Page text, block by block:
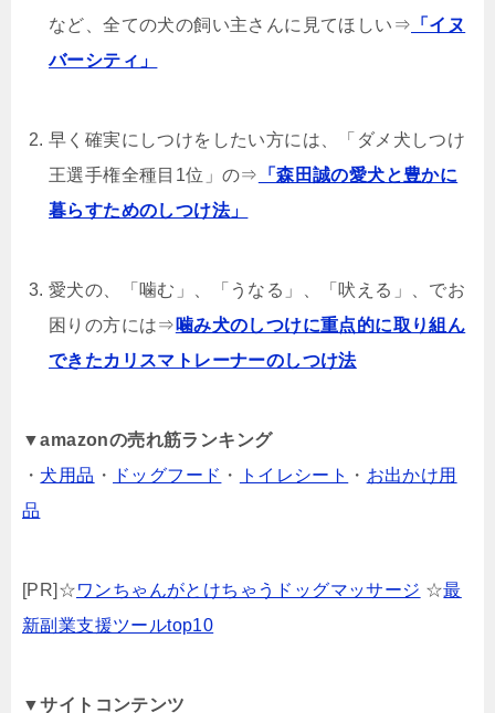
など、全ての犬の飼い主さんに見てほしい⇒ 「イヌ
バーシティ」
早く確実にしつけをしたい方には、「ダメ犬しつけ
王選手権全種目1位」の⇒
「森田誠の愛犬と豊かに
暮らすためのしつけ法」
愛犬の、「噛む」、「うなる」、「吠える」、でお
困りの方には⇒ 噛み犬のしつけに重点的に取り組ん
できたカリスマトレーナーのしつけ法
▼amazonの売れ筋ランキング
・ 犬用品 ・ ドッグフード ・ トイレシート ・ お出かけ用
品
[PR]☆ワンちゃんがとけちゃうドッグマッサージ ☆最
新副業支援ツールtop10
▼サイトコンテンツ